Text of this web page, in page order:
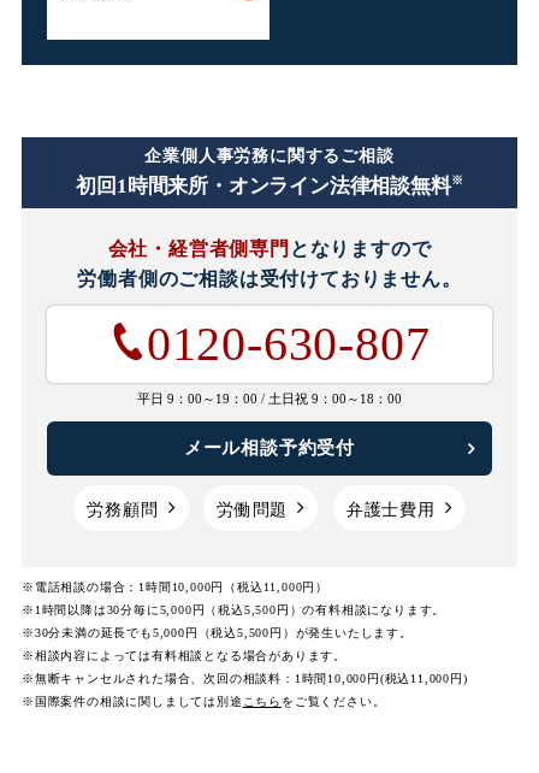
企業側人事労務に関するご相談
初回1時間来所・オンライン法律相談無料※
会社・経営者側専門 となりますので
労働者側のご相談は受付けておりません。
0120-630-807
平日 9：00～19：00 / 土日祝 9：00～18：00
メール相談予約受付
労務顧問 労働問題 弁護士費用
※電話相談の場合：1時間10,000円（税込11,000円）
※1時間以降は30分毎に5,000円（税込5,500円）の有料相談になります。
※30分未満の延長でも5,000円（税込5,500円）が発生いたします。
※相談内容によっては有料相談となる場合があります。
※無断キャンセルされた場合、次回の相談料：1時間10,000円(税込11,000円)
※国際案件の相談に関しましては 別途 こちら をご覧ください。